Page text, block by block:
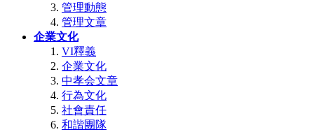
管理動態
管理文章
企業文化
VI釋義
企業文化
中孝会文章
行為文化
社會責任
和諧團隊